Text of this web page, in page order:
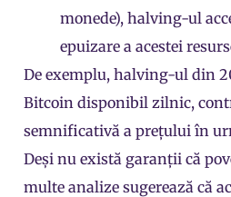
monede), halving-ul
epuizare a acestei
De exemplu, halving-ul din
Bitcoin disponibil zilnic,
semnificativă a prețului în
Deși nu există garanții că
multe analize sugerează că